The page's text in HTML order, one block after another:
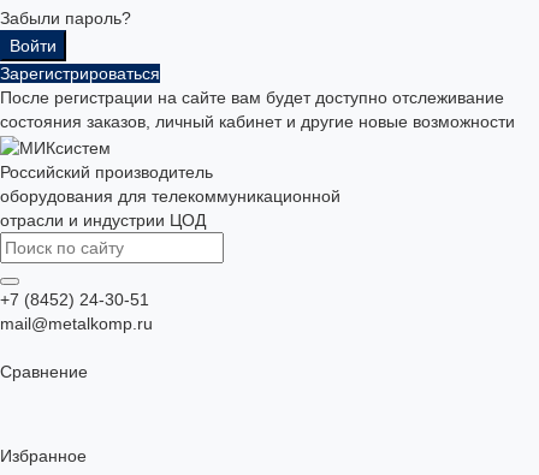
Забыли пароль?
Зарегистрироваться
После регистрации на сайте вам будет доступно отслеживание
состояния заказов, личный кабинет и другие новые возможности
Российский производитель
оборудования для телекоммуникационной
отрасли и индустрии ЦОД
+7 (8452) 24-30-51
mail@metalkomp.ru
Сравнение
Избранное